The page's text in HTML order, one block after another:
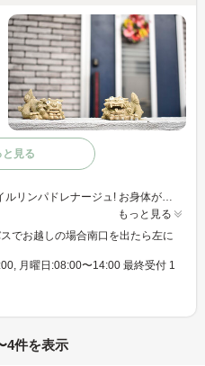
と見る
もっと見る
でお越しの場合南口を出たら左に
月曜日:08:00〜14:00 最終受付 1
件を表示